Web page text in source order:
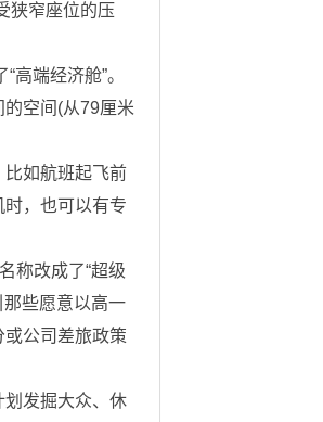
狭窄座位的压
端经济舱”。
空间(从79厘米
如航班起飞前
，也可以有专
称改成了“超级
那些愿意以高一
公司差旅政策
发掘大众、休